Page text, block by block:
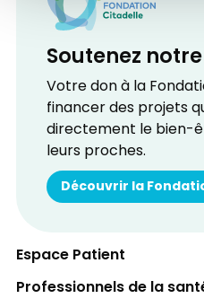
Soutenez
Votre don à la
financer des projets
directement le bien-
leurs proches.
Découvrir la
Espace Patient
Professionnels de la